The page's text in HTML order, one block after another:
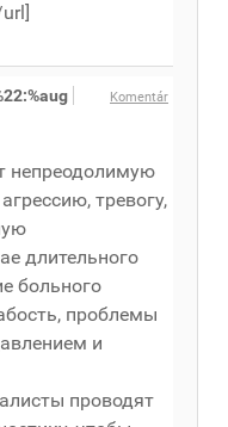
Komentár
непреодолимую
тревогу,
длительного
больного
проблемы
и
проводят